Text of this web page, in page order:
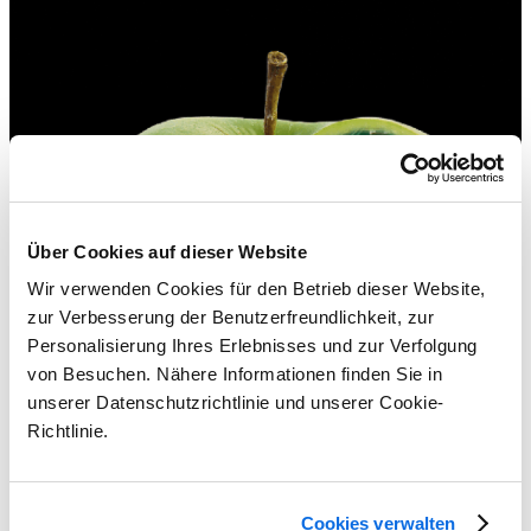
Über Cookies auf dieser Website
Wir verwenden Cookies für den Betrieb dieser Website,
zur Verbesserung der Benutzerfreundlichkeit, zur
Personalisierung Ihres Erlebnisses und zur Verfolgung
von Besuchen. Nähere Informationen finden Sie in
unserer Datenschutzrichtlinie und unserer Cookie-
Richtlinie.
Cookies verwalten